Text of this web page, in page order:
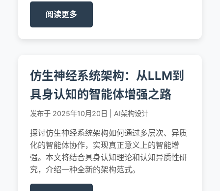
阅读更多
仿生神经系统架构：从LLM到
具身认知的智能体增强之路
发布于 2025年10月20日 | AI架构设计
探讨仿生神经系统架构如何通过多层次、异质
化的智能体协作，实现真正意义上的智能增
强。本文将结合具身认知理论和认知异质性研
究，介绍一种全新的架构范式。